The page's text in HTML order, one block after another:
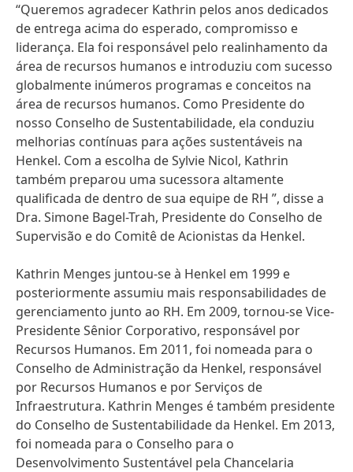
“Queremos agradecer Kathrin pelos anos dedicados
de entrega acima do esperado, compromisso e
liderança. Ela foi responsável pelo realinhamento da
área de recursos humanos e introduziu com sucesso
globalmente inúmeros programas e conceitos na
área de recursos humanos. Como Presidente do
nosso Conselho de Sustentabilidade, ela conduziu
melhorias contínuas para ações sustentáveis na
Henkel. Com a escolha de Sylvie Nicol, Kathrin
também preparou uma sucessora altamente
qualificada de dentro de sua equipe de RH ”, disse a
Dra. Simone Bagel-Trah, Presidente do Conselho de
Supervisão e do Comitê de Acionistas da Henkel.
Kathrin Menges juntou-se à Henkel em 1999 e
posteriormente assumiu mais responsabilidades de
gerenciamento junto ao RH. Em 2009, tornou-se Vice-
Presidente Sênior Corporativo, responsável por
Recursos Humanos. Em 2011, foi nomeada para o
Conselho de Administração da Henkel, responsável
por Recursos Humanos e por Serviços de
Infraestrutura. Kathrin Menges é também presidente
do Conselho de Sustentabilidade da Henkel. Em 2013,
foi nomeada para o Conselho para o
Desenvolvimento Sustentável pela Chancelaria